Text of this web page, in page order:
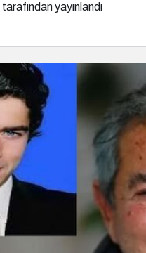
tarafından yayınlandı